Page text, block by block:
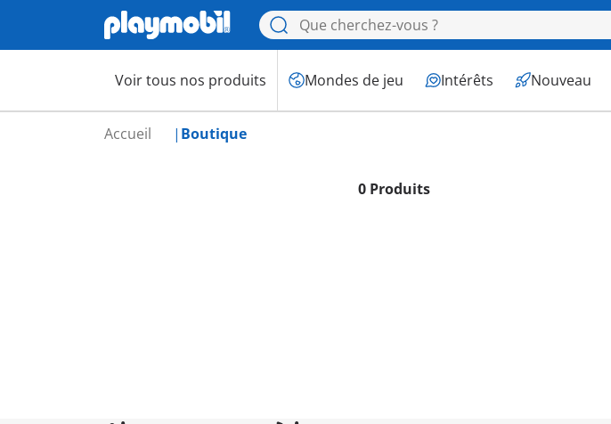
Voir tous nos produits Mondes de jeu Intérêts Nouveau
Accueil Boutique
0 Produits